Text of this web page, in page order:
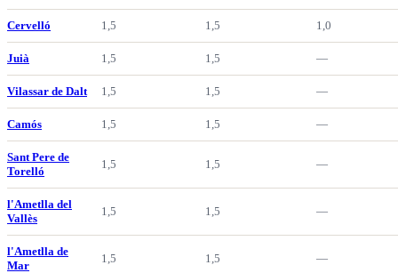
Cervelló 1,5 1,5 1,0
Juià 1,5 1,5 —
Vilassar de Dalt 1,5 1,5 —
Camós 1,5 1,5 —
Sant Pere de
Torelló
1,5 1,5 —
l'Ametlla del
Vallès
1,5 1,5 —
l'Ametlla de
Mar
1,5 1,5 —